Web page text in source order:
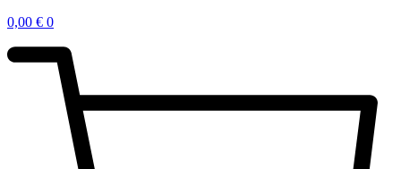
0,00 € 0